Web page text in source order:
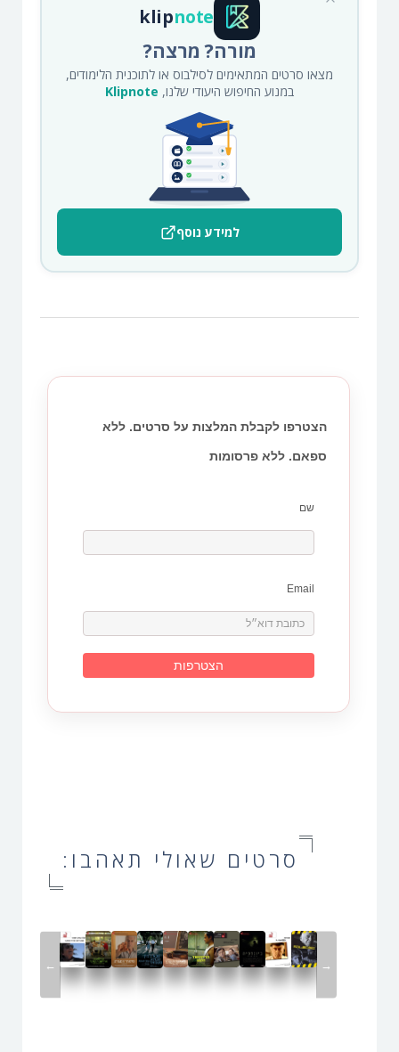
klipnote
מורה? מרצה?
מצאו סרטים המתאימים לסילבוס או לתוכנית הלימודים,
במנוע החיפוש היעודי שלנו, Klipnote
למידע נוסף
הצטרפו לקבלת המלצות על סרטים. ללא
ספאם. ללא פרסומות
שם
Email
סרטים שאולי תאהבו:
← →